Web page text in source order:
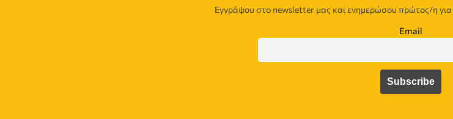
Εγγράψου στο newsletter μας και ενημερώσου πρώτος/η
Email